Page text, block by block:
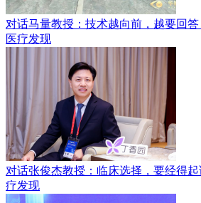
对话马量教授：技术越向前，越要回答
医疗发现
对话张俊杰教授：临床选择，要经得
疗发现